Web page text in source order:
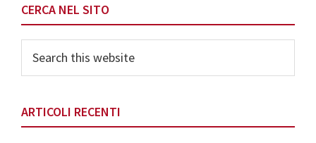
Primary
Sidebar
CERCA NEL SITO
this
ARTICOLI RECENTI